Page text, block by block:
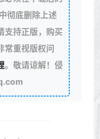
彻底删除上述
支持正版，购买
常重视版权问
。敬请谅解！侵